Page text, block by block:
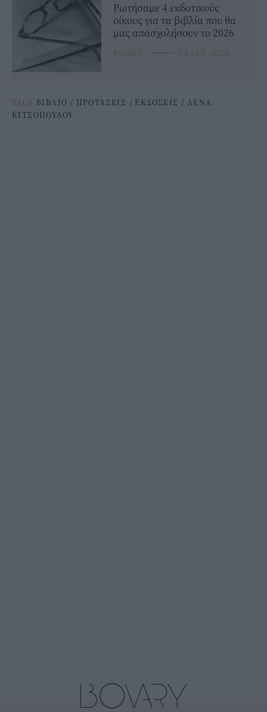
Ρωτήσαμε 4 εκδοτικούς
οίκους για τα βιβλία που θα
μας απασχολήσουν το 2026
BOOKS ⸻ 24 JAN 2026
TAGS ΒΙΒΛΙΟ / ΠΡΟΤΑΣΕΙΣ / ΕΚΔΟΣΕΙΣ / ΛΕΝΑ
ΚΙΤΣΟΠΟΥΛΟΥ